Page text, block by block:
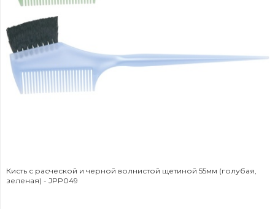
Кисть с расческой и черной волнистой щетиной 55мм (голубая,
зеленая) - JPP049